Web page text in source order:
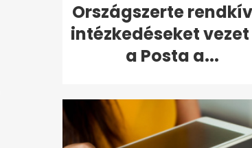
Országszerte
intézkedéseket
a Posta a...